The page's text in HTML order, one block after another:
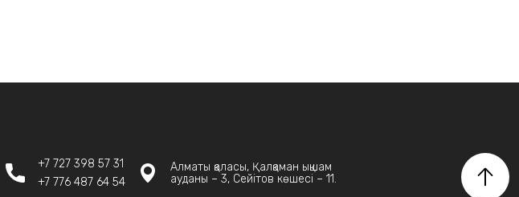
+7 727 398 57 31
+7 776 487 64 54
Алматы қаласы, Қалқаман ықшам
ауданы – 3, Сейітов көшесі – 11.